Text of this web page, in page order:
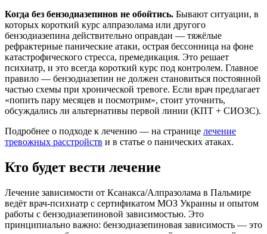
Когда без бензодиазепинов не обойтись. Бывают ситуации, в
которых короткий курс алпразолама или другого
бензодиазепина действительно оправдан — тяжёлые
рефрактерные панические атаки, острая бессонница на фоне
катастрофического стресса, премедикация. Это решает
психиатр, и это всегда короткий курс под контролем. Главное
правило — бензодиазепин не должен становиться постоянной
частью схемы при хронической тревоге. Если врач предлагает
«попить пару месяцев и посмотрим», стоит уточнить,
обсуждались ли альтернативы первой линии (КПТ + СИОЗС).
Подробнее о подходе к лечению — на странице лечение
тревожных расстройств и в статье о панических атаках.
Кто будет вести лечение
Лечение зависимости от Ксанакса/Алпразолама в Пальмире
ведёт врач-психиатр с сертификатом МОЗ Украины и опытом
работы с бензодиазепиновой зависимостью. Это
принципиально важно: бензодиазепиновая зависимость — это